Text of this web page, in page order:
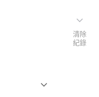
清除
紀錄